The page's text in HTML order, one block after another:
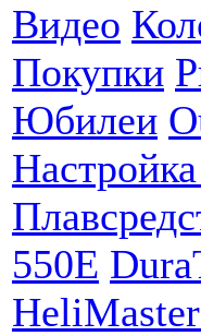
Видео
Покупки
Юбилеи
550E